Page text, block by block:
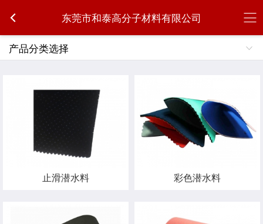
东莞市和泰高分子材料有限公司
产品分类选择
止滑潜水料 彩色潜水料